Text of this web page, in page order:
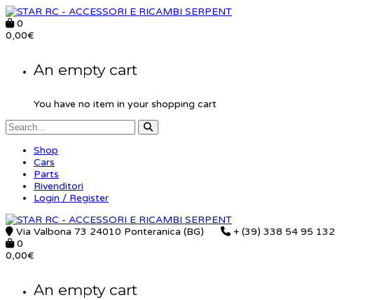
0
0,00€
An empty cart
You have no item in your shopping cart
Shop
Cars
Parts
Rivenditori
Login / Register
Via Valbona 73 24010 Ponteranica (BG)
+ (39) 338 54 95 132
0
0,00€
An empty cart